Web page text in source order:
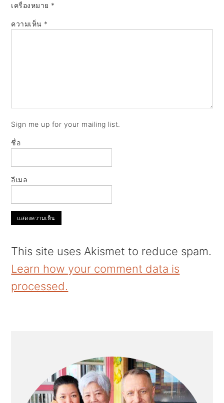
เครื่องหมาย *
ความเห็น *
Sign me up for your mailing list.
ชื่อ
อีเมล
This site uses Akismet to reduce spam.
Learn how your comment data is
processed.